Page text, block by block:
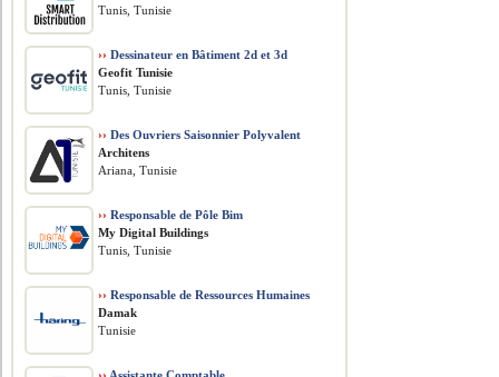
Tunis, Tunisie
›› Dessinateur en Bâtiment 2d et 3d
Geofit Tunisie
Tunis, Tunisie
›› Des Ouvriers Saisonnier Polyvalent
Architens
Ariana, Tunisie
›› Responsable de Pôle Bim
My Digital Buildings
Tunis, Tunisie
›› Responsable de Ressources Humaines
Damak
Tunisie